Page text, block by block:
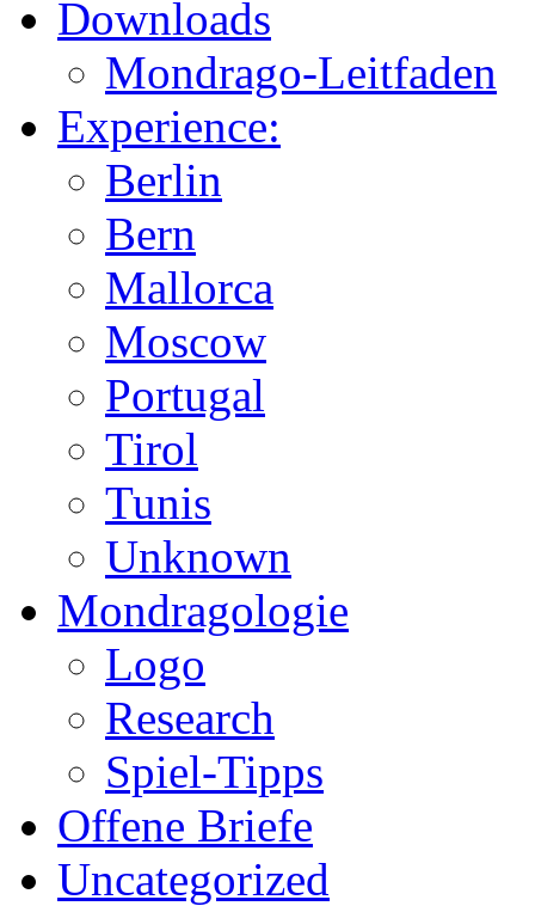
Downloads
Mondrago-Leitfaden
Experience:
Berlin
Bern
Mallorca
Moscow
Portugal
Tirol
Tunis
Unknown
Mondragologie
Logo
Research
Spiel-Tipps
Offene Briefe
Uncategorized